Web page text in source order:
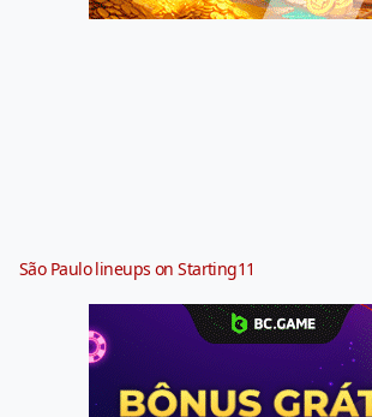
São Paulo lineups on Starting11